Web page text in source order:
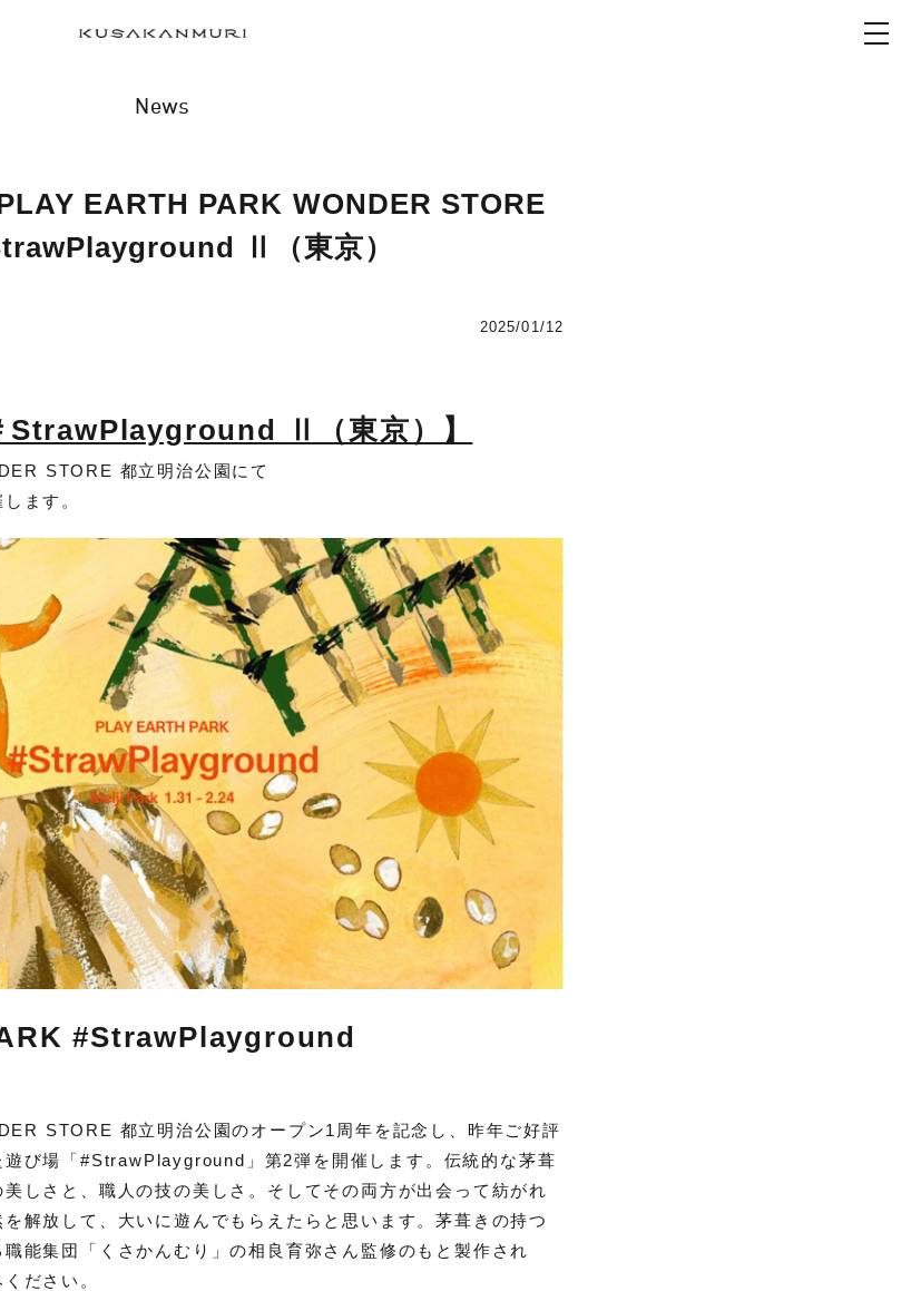
News
EARTH PARK WONDER STORE
Ⅱ（東京）
2025/01/12
StrawPlayground Ⅱ（東京）】
STORE 都立明治公園にて
ます。
#StrawPlayground
STORE 都立明治公園のオープン1周年を記念し、昨年ご好評
遊び場「#StrawPlayground」第2弾を開催します。伝統的な茅葺
しさと、職人の技の美しさ。そしてその両方が出会って紡がれ
解放して、大いに遊んでもらえたらと思います。茅葺きの持つ
能集団「くさかんむり」の相良育弥さん監修のもと製作され
ださい。